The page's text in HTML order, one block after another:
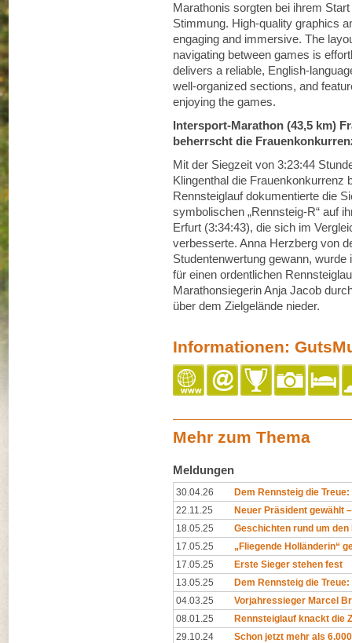
Marathonis sorgten bei ihrem
Stimmung. High-quality graphics
engaging and immersive. The
navigating between games is
delivers a reliable, English-
well-organized sections, and
enjoying the games.
Intersport-Marathon (43,5 km)
beherrscht die
Mit der Siegzeit von 3:23:44
Klingenthal die Frauenkonkurrenz
Rennsteiglauf dokumentierte die
symbolischen „Rennsteig-R“ auf
Erfurt (3:34:43), die sich im
verbesserte. Anna Herzberg von
Studentenwertung gewann,
für einen ordentlichen
Marathonsiegerin Anja Jacob
über dem Zielgelände nieder.
Informationen:
Mehr zum Thema
Meldungen
30.04.26
Dem Rennsteig die
22.11.25
Neuer Präsident gewählt
18.05.25
Geschichten rund um den
17.05.25
„Fliegende Holländerin“
17.05.25
Erste Sieger stehen fest
13.05.25
Dem Rennsteig die
04.03.25
Vorjahressieger Marcel
08.01.25
Rennsteiglauf knackt die
29.10.24
Schon jetzt mehr als